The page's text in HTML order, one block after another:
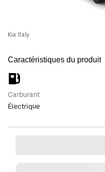
Kia Italy
Caractéristiques du produit
Carburant
Électrique